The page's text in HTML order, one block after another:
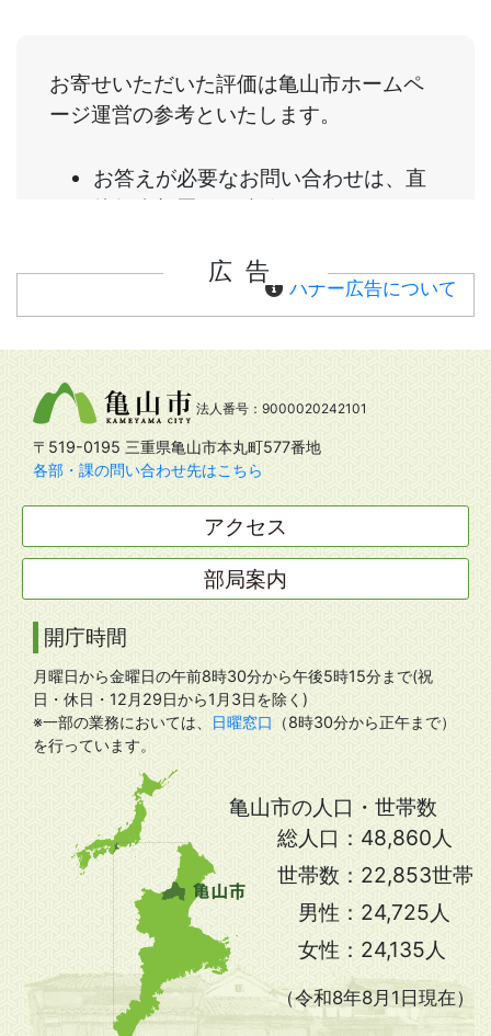
広告
バナー広告について
法人番号：9000020242101
〒519-0195 三重県亀山市本丸町577番地
各部・課の問い合わせ先はこちら
アクセス
部局案内
開庁時間
月曜日から金曜日の午前8時30分から午後5時15分まで(祝
日・休日・12月29日から1月3日を除く)
※一部の業務においては、
日曜窓口
（8時30分から正午まで）
を行っています。
亀山市の人口・世帯数
総人口： 48,860人
世帯数： 22,853世帯
男性： 24,725人
女性： 24,135人
（令和8年8月1日現在）